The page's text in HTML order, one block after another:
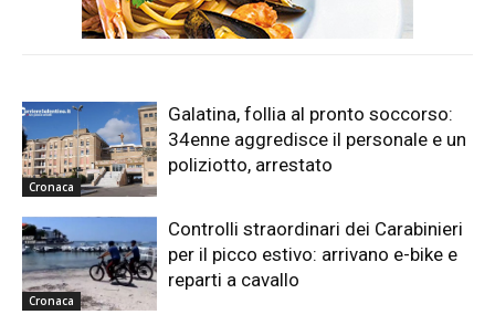
Cronaca
Galatina, follia al pronto soccorso:
34enne aggredisce il personale e un
poliziotto, arrestato
Cronaca
Controlli straordinari dei Carabinieri
per il picco estivo: arrivano e-bike e
reparti a cavallo